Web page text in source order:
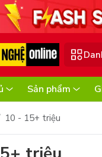
Sản phẩm
10 - 15+ triệu